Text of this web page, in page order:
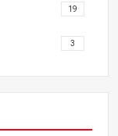
19
3